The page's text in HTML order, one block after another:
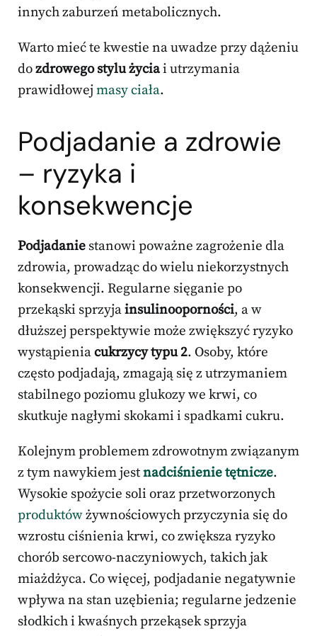
innych zaburzeń metabolicznych.
Warto mieć te kwestie na uwadze przy dążeniu
dozdrowego stylu życiai utrzymania
prawidłowejmasy ciała.
Podjadanie a zdrowie
– ryzyka i
konsekwencje
Podjadanie stanowi poważne zagrożenie dla
zdrowia, prowadząc do wielu niekorzystnych
konsekwencji. Regularne sięganie po
przekąski sprzyjainsulinooporności, a w
dłuższej perspektywie może zwiększyć ryzyko
wystąpieniacukrzycy typu 2. Osoby, które
często podjadają, zmagają się z utrzymaniem
stabilnego poziomu glukozy we krwi, co
skutkuje nagłymi skokami i spadkami cukru.
Kolejnym problemem zdrowotnym związanym
z tym nawykiem jestnadciśnienie tętnicze.
Wysokie spożycie soli oraz przetworzonych
produktówżywnościowych przyczynia się do
wzrostu ciśnienia krwi, co zwiększa ryzyko
chorób sercowo-naczyniowych, takich jak
miażdżyca. Co więcej, podjadanie negatywnie
wpływa na stan uzębienia; regularne jedzenie
słodkich i kwaśnych przekąsek sprzyja